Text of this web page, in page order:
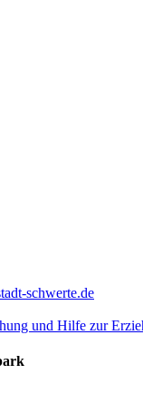
schwerte.de
und Hilfe zur